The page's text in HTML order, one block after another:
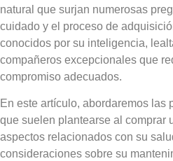
natural que surjan numerosas
cuidado y el proceso de
conocidos por su inteligencia,
compañeros excepcionales que
compromiso adecuados.
En este artículo, abordaremos las
que suelen plantearse al comprar
aspectos relacionados con su
consideraciones sobre su